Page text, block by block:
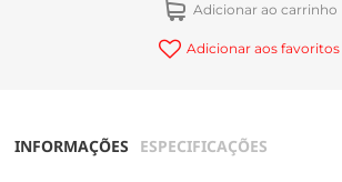
Adicionar ao carrinho
Adicionar aos favoritos
INFORMAÇÕES ESPECIFICAÇÕES